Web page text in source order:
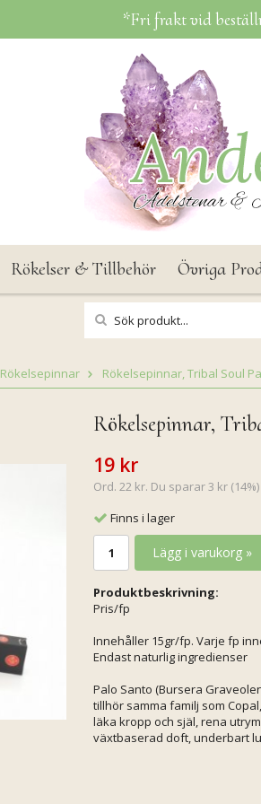
*Fri frakt vid
Rökelser & Tillbehör Övriga
Rökelsepinnar Rökelsepinnar, Tribal Soul
Rökelsepinnar,
19 kr
Ord. 22 kr. Du sparar 3 kr (14%)
Finns i lager
Lägg i varukorg »
Produktbeskrivning:
Pris/fp
Innehåller 15gr/fp. Varje fp
Endast naturlig ingredienser
Palo Santo (Bursera
tillhör samma familj som
läka kropp och själ, rena
växtbaserad doft, underbart